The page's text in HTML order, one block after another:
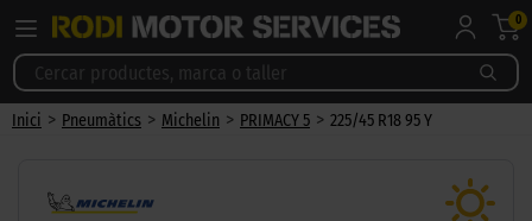
0
Inici > Pneumàtics > Michelin > PRIMACY 5 > 225/45 R18 95 Y